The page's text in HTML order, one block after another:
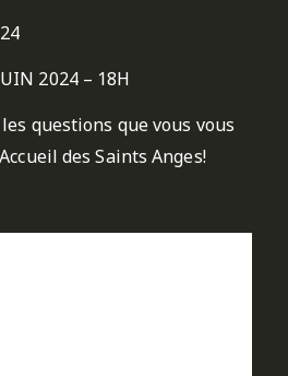
2024 – 18H
questions que vous vous
des Saints Anges!